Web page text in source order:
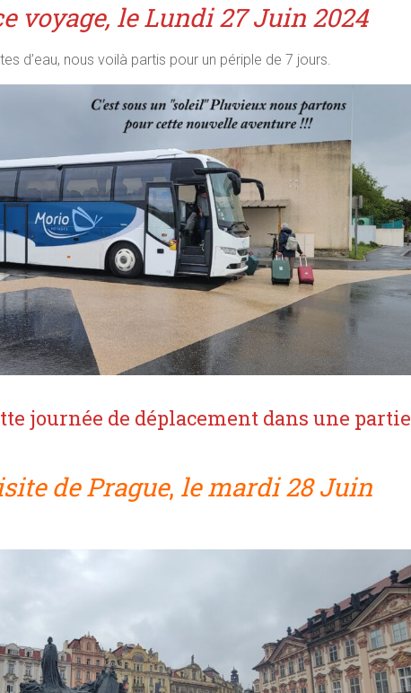
voyage, le Lundi 27 Juin 2024
d’eau, nous voilà partis pour un périple de 7 jours.
journée de déplacement dans une partie
de Prague, le mardi 28 Juin